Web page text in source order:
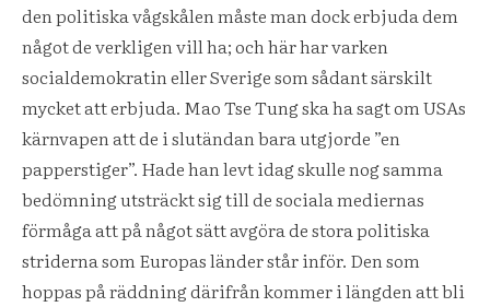
den politiska vågskålen måste man dock erbjuda dem
något de verkligen vill ha; och här har varken
socialdemokratin eller Sverige som sådant särskilt
mycket att erbjuda. Mao Tse Tung ska ha sagt om USAs
kärnvapen att de i slutändan bara utgjorde ”en
papperstiger”. Hade han levt idag skulle nog samma
bedömning utsträckt sig till de sociala mediernas
förmåga att på något sätt avgöra de stora politiska
striderna som Europas länder står inför. Den som
hoppas på räddning därifrån kommer i längden att bli